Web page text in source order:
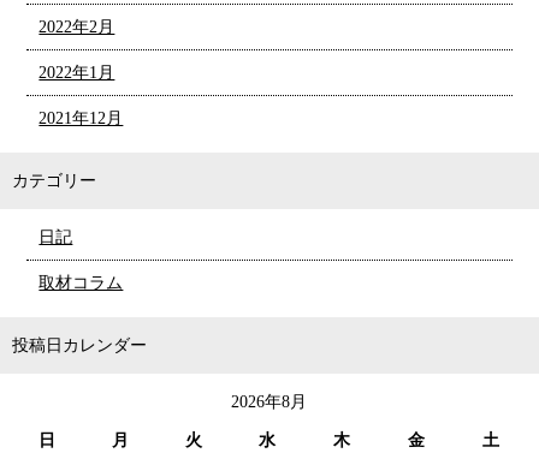
2022年2月
2022年1月
2021年12月
カテゴリー
日記
取材コラム
投稿日カレンダー
2026年8月
日 月 火 水 木 金
土